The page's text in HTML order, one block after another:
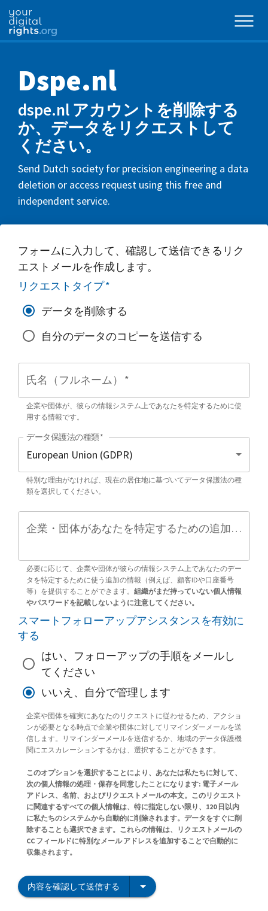
Dspe.nl
dspe.nl アカウントを削除する
か、データをリクエストして
ください。
Send Dutch society for precision engineering a data
deletion or access request using this free and
independent service.
フォームに入力して、確認して送信できるリク
エストメールを作成します。
リクエストタイプ*
データを削除する
自分のデータのコピーを送信する
氏名（フルネーム） *
企業や団体が、彼らの情報システム上であなたを特定するために使
用する情報です。
データ保護法の種類*
特別な理由がなければ、現在の居住地に基づいてデータ保護法の種
類を選択してください。
企業・団体があなたを特定するための追加情報（任意）
必要に応じて、企業や団体が彼らの情報システム上であなたのデー
タを特定するために使う追加の情報（例えば、顧客IDや口座番号
等）を提供することができます。 組織がまだ持っていない個人情報
やパスワードを記載しないように注意してください。
スマートフォローアップアシスタンスを有効に
する
はい、フォローアップの手順をメールし
てください
いいえ、自分で管理します
企業や団体を確実にあなたのリクエストに従わせるため、アクショ
ンが必要となる時点で企業や団体に対してリマインダーメールを送
信します。リマインダーメールを送信するか、地域のデータ保護機
関にエスカレーションするかは、選択することができます。
このオプションを選択することにより、あなたは私たちに対して、
次の個人情報の処理・保存を同意したことになります: 電子メール
アドレス、名前、およびリクエストメールの本文。このリクエスト
に関連するすべての個人情報は、特に指定しない限り、120 日以内
に私たちのシステムから自動的に削除されます。データをすぐに削
除することも選択できます。これらの情報は、リクエストメールの
CC フィールドに特別なメール アドレスを追加することで自動的に
収集されます。
内容を確認して送信する